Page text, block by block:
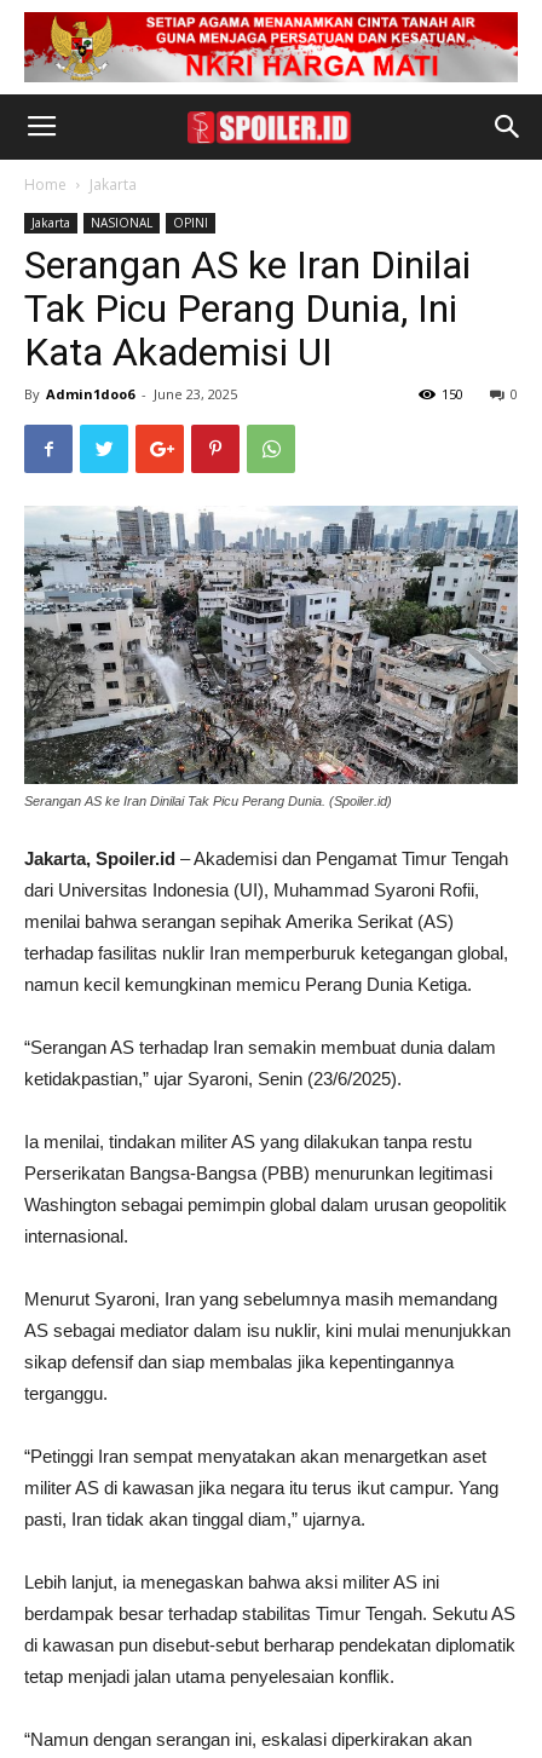
Home Jakarta
Jakarta NASIONAL OPINI
Serangan AS ke Iran Dinilai
Tak Picu Perang Dunia, Ini
Kata Akademisi UI
By Admin1doo6 - June 23, 2025 0
150
Serangan AS ke Iran Dinilai Tak Picu Perang Dunia. (Spoiler.id)
Jakarta, Spoiler.id – Akademisi dan Pengamat Timur Tengah
dari Universitas Indonesia (UI), Muhammad Syaroni Rofii,
menilai bahwa serangan sepihak Amerika Serikat (AS)
terhadap fasilitas nuklir Iran memperburuk ketegangan global,
namun kecil kemungkinan memicu Perang Dunia Ketiga.
“Serangan AS terhadap Iran semakin membuat dunia dalam
ketidakpastian,” ujar Syaroni, Senin (23/6/2025).
Ia menilai, tindakan militer AS yang dilakukan tanpa restu
Perserikatan Bangsa-Bangsa (PBB) menurunkan legitimasi
Washington sebagai pemimpin global dalam urusan geopolitik
internasional.
Menurut Syaroni, Iran yang sebelumnya masih memandang
AS sebagai mediator dalam isu nuklir, kini mulai menunjukkan
sikap defensif dan siap membalas jika kepentingannya
terganggu.
“Petinggi Iran sempat menyatakan akan menargetkan aset
militer AS di kawasan jika negara itu terus ikut campur. Yang
pasti, Iran tidak akan tinggal diam,” ujarnya.
Lebih lanjut, ia menegaskan bahwa aksi militer AS ini
berdampak besar terhadap stabilitas Timur Tengah. Sekutu AS
di kawasan pun disebut-sebut berharap pendekatan diplomatik
tetap menjadi jalan utama penyelesaian konflik.
“Namun dengan serangan ini, eskalasi diperkirakan akan